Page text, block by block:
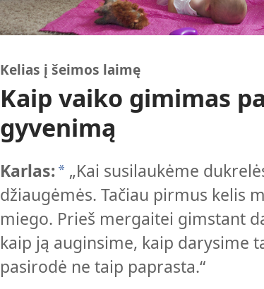
Kelias į šeimos laimę
Kaip vaiko gimimas
gyvenimą
Karlas: * „Kai susilaukėme
džiaugėmės. Tačiau pirmus kelis
miego. Prieš mergaitei gimstant
kaip ją auginsime, kaip darysime
pasirodė ne taip paprasta.“